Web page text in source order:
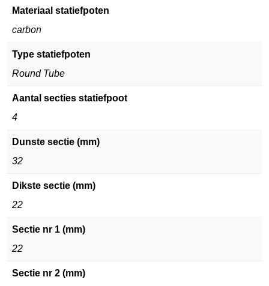
Materiaal statiefpoten
carbon
Type statiefpoten
Round Tube
Aantal secties statiefpoot
4
Dunste sectie (mm)
32
Dikste sectie (mm)
22
Sectie nr 1 (mm)
22
Sectie nr 2 (mm)